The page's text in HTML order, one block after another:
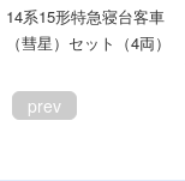
14系15形特急寝台客車
（彗星）セット（4両）
prev